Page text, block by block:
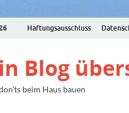
Haftungsausschluss
Blog
beim Haus bauen